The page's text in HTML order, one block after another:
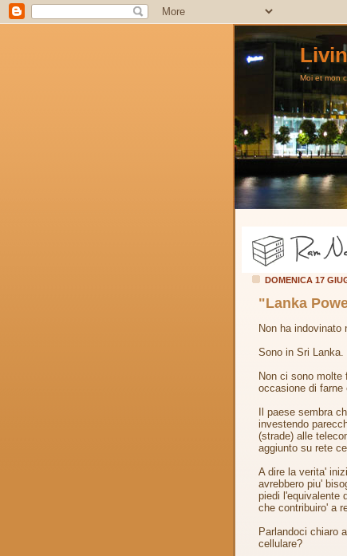
Moi et mon
DOMENICA 17
"Lanka
Non ha indovinato
Sono in Sri Lanka.
Non ci sono
occasione di farne
Il paese sembra
investendo
(strade) alle
aggiunto su rete
A dire la verita'
avrebbero piu'
piedi l'equivalente
che contribuiro' a
Parlandoci chiaro
cellulare?